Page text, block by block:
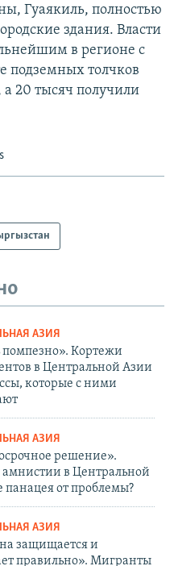
Гуаякиль, полностью
здания. Власти
в регионе с
подземных толчков
а 20 тысяч получили
АЗИЯ
Кортежи
в Центральной Азии
которые с ними
АЗИЯ
решение».
в Центральной
панацея от проблемы?
АЗИЯ
защищается и
правильно». Мигранты